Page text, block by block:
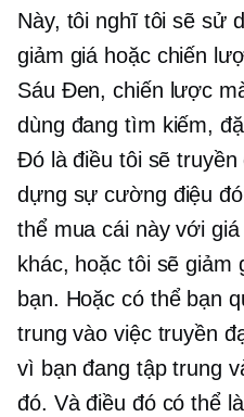
Này, tôi nghĩ tôi sẽ sử
giảm giá hoặc chiến
Sáu Đen, chiến lược
dùng đang tìm kiếm,
Đó là điều tôi sẽ
dựng sự cường điệu
thể mua cái này với
khác, hoặc tôi sẽ giảm
bạn. Hoặc có thể bạn
trung vào việc truyền
vì bạn đang tập trung
đó. Và điều đó có thể